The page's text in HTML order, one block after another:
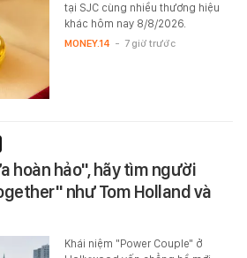
tại SJC cùng nhiều thương hiệu
khác hôm nay 8/8/2026.
MONEY.14 - 7 giờ trước
hoàn hảo", hãy tìm người
như Tom Holland và
Khái niệm "Power Couple" ở